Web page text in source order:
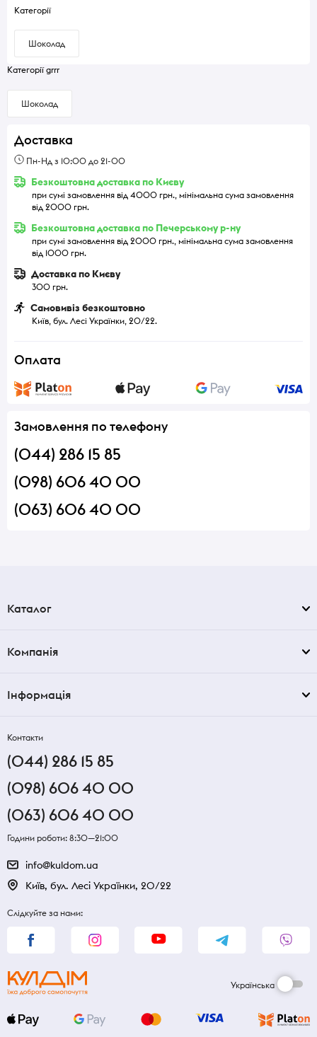
Категорії
Шоколад
Категорії grrr
Шоколад
Доставка
Пн-Нд з 10:00 до 21-00
Безкоштовна доставка по Києву
при сумі замовлення від 4000 грн., мінімальна сума замовлення
від 2000 грн.
Безкоштовна доставка по Печерському р-ну
при сумі замовлення від 2000 грн., мінімальна сума замовлення
від 1000 грн.
Доставка по Києву
300 грн.
Самовивіз безкоштовно
Київ, бул. Лесі Українки, 20/22.
Оплата
Замовлення по телефону
(044) 286 15 85
(098) 606 40 00
(063) 606 40 00
Каталог
Компанія
Інформація
Контакти
(044) 286 15 85
(098) 606 40 00
(063) 606 40 00
Години роботи: 8:30—21:00
info@kuldom.ua
Київ, бул. Лесі Українки, 20/22
Слідкуйте за нами:
Українська